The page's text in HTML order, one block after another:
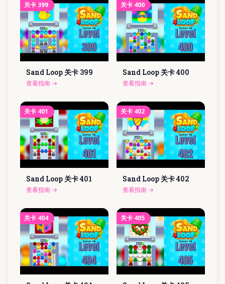
关卡 399
Sand Loop 关卡 399
查看指南 →
关卡 400
Sand Loop 关卡400
查看指南 →
关卡 401
Sand Loop 关卡401
查看指南 →
关卡 402
Sand Loop 关卡402
查看指南 →
关卡 404 关卡 405